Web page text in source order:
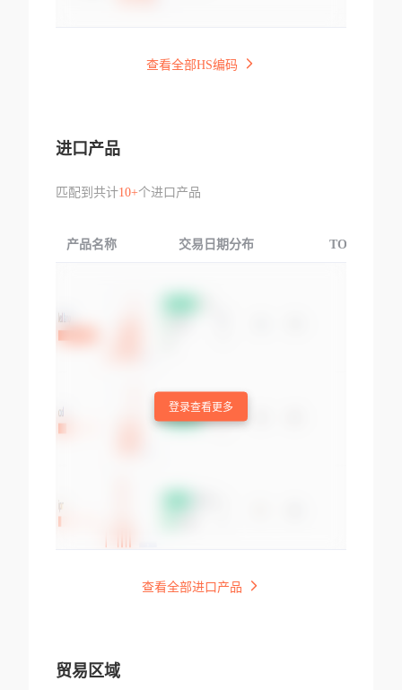
查看全部HS编码
进口产品
匹配到共计10+个进口产品
产品名称 交易日期分布 TOP3交易国
登录查看更多
查看全部进口产品
贸易区域